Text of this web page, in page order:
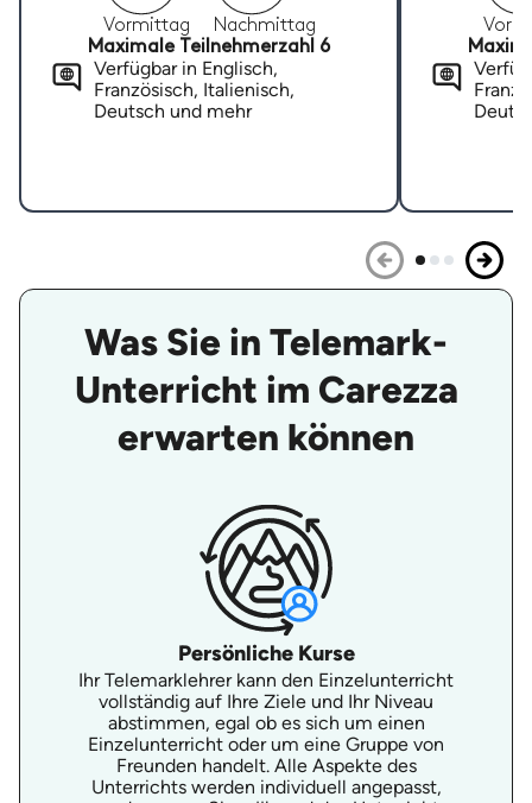
Vormittag
Nachmittag
Maximale Teilnehmerzahl 6
Verfügbar in Englisch,
Französisch, Italienisch,
Deutsch und mehr
Was Sie in Telemark-
Unterricht im Carezza
erwarten können
Persönliche Kurse
Ihr Telemarklehrer kann den Einzelunterricht
vollständig auf Ihre Ziele und Ihr Niveau
abstimmen, egal ob es sich um einen
Einzelunterricht oder um eine Gruppe von
Freunden handelt. Alle Aspekte des
Unterrichts werden individuell angepasst,